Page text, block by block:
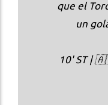
que el
un
10' ST |